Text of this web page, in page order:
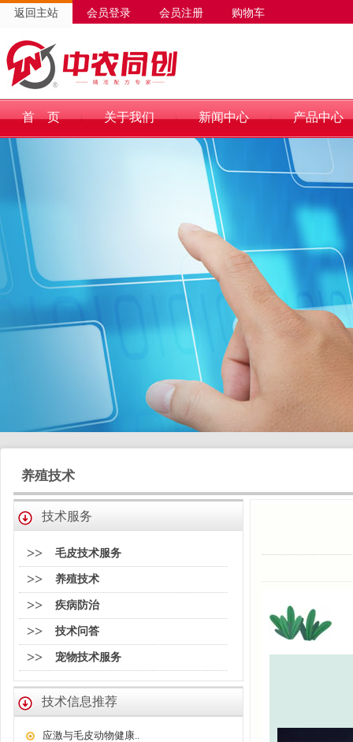
返回主站 会员登录 会员注册 购物车
首 页 关于我们 新闻中心 产品中心
养殖技术
技术服务
>> 毛皮技术服务
>> 养殖技术
>> 疾病防治
>> 技术问答
>> 宠物技术服务
技术信息推荐
应激与毛皮动物健康..